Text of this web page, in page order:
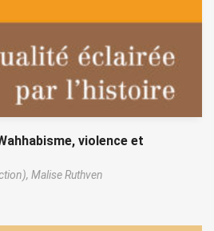
violence et
Malise Ruthven